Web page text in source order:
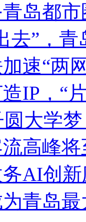
岛都
去”，
速“两
IP，“
圆大学
高峰
AI创
青岛最